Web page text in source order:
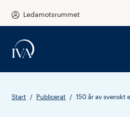
Ledamotsrummet
Start Publicerat 150 år av svenskt